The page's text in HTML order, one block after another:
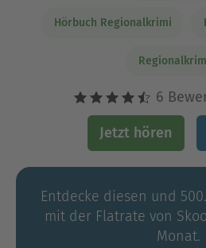
Hörbuch Regionalkrimi
6
Jetzt hören
Entdecke diesen und
mit der Flatrate von
Monat.